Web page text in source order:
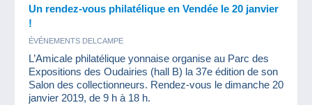
Un rendez-vous philatélique en Vendée le 20 janvier
!
ÉVÉNEMENTS DELCAMPE
L’Amicale philatélique yonnaise organise au Parc des
Expositions des Oudairies (hall B) la 37e édition de son
Salon des collectionneurs. Rendez-vous le dimanche 20
janvier 2019, de 9 h à 18 h.